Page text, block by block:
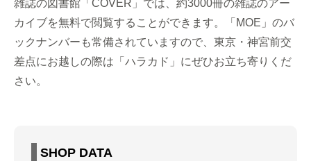
雑誌の図書館「COVER」では、約3000冊の雑誌のアー
カイブを無料で閲覧することができます。「MOE」のバ
ックナンバーも常備されていますので、東京・神宮前交
差点にお越しの際は「ハラカド」にぜひお立ち寄りくだ
さい。
SHOP DATA